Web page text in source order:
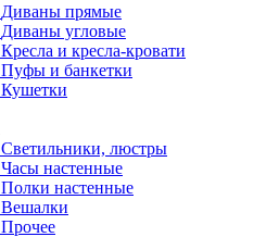
Диваны прямые
Диваны угловые
Кресла и кресла-кровати
Пуфы и банкетки
Кушетки
Светильники, люстры
Часы настенные
Полки настенные
Вешалки
Прочее